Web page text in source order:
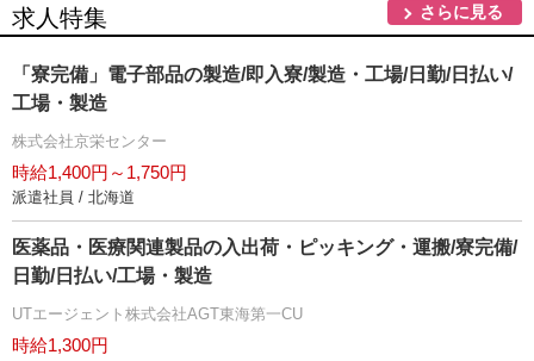
求人特集 さらに見る
「寮完備」電子部品の製造/即入寮/製造・工場/日勤/日払い/
工場・製造
株式会社京栄センター
時給1,400円～1,750円
派遣社員 / 北海道
医薬品・医療関連製品の入出荷・ピッキング・運搬/寮完備/
日勤/日払い/工場・製造
UTエージェント株式会社AGT東海第一CU
時給1,300円